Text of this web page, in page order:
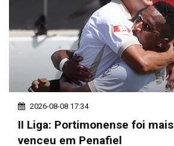
2026-08-08 17:34
II Liga: Portimonense foi
venceu em Penafiel